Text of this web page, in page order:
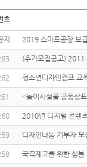
호
지 2019 스마트공장 보
(추가모집공고) 2011
청소년디자인캠프 교
˂놀이시설물 공동상
2010년 디지털 콘텐
디자인나눔 기부자
국격제고를 위한 심